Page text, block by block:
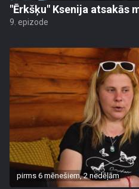
"Ērkšķu" Ksenija atsakās
9. epizode
pirms 6 mēnešiem, 2 nedēļām